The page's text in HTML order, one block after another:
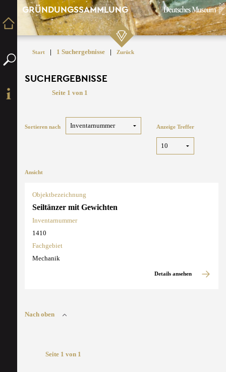
GRÜNDUNGSSAMMLUNG
Start | 1 Suchergebnisse | Zurück
SUCHERGEBNISSE
Seite 1 von 1
Sortieren nach Anzeige Treffer
Ansicht
Objektbezeichnung
Seiltänzer mit Gewichten
Inventarnummer
1410
Fachgebiet
Mechanik
Details ansehen
Nach oben
Seite 1 von 1